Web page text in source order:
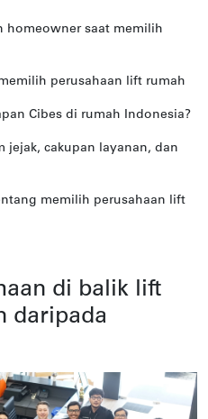
homeowner saat memilih
perusahaan lift rumah
Cibes di rumah Indonesia?
jejak, cakupan layanan, dan
memilih perusahaan lift
di balik lift
daripada